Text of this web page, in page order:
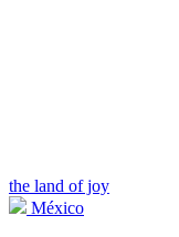
the land of joy
México